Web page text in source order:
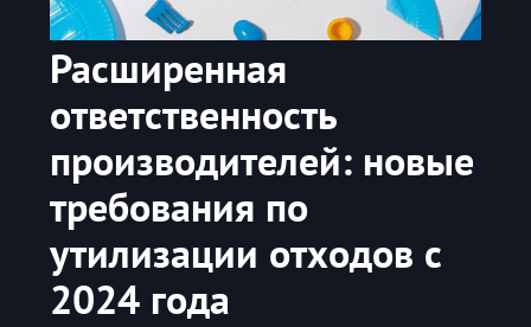
Расширенная
ответственность
производителей: новые
требования по
утилизации отходов с
2024 года